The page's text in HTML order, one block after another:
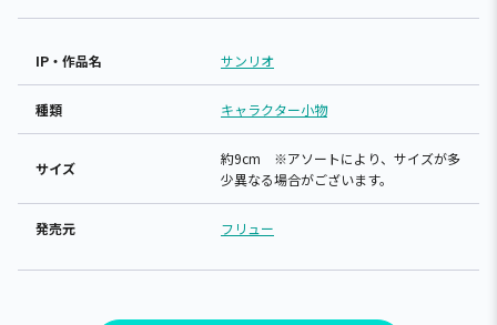
IP・作品名 サンリオ
種類 キャラクター小物
サイズ
約9cm ※アソートにより、サイズが多
少異なる場合がございます。
発売元 フリュー